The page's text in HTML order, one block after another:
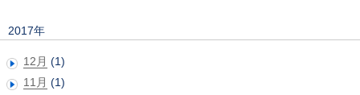
2017年
12月 (1)
11月 (1)